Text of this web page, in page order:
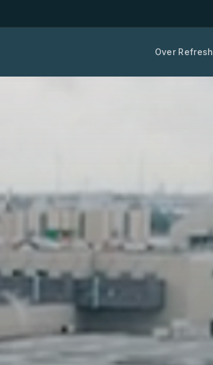
Over Refresh